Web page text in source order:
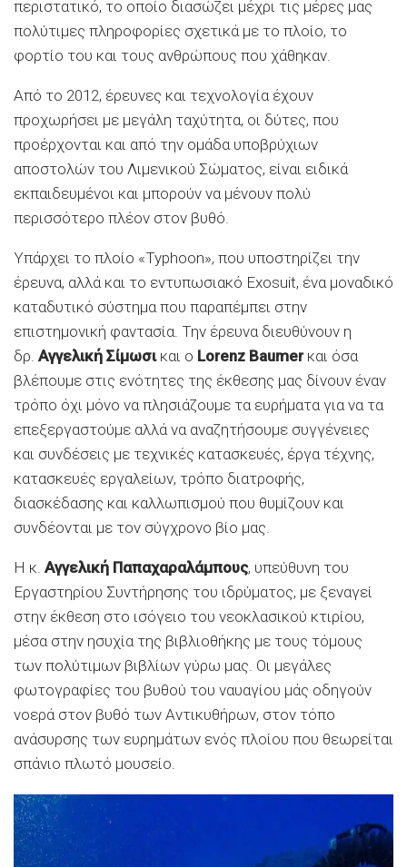
περιστατικό, το οποίο διασώζει μέχρι τις μέρες μας
πολύτιμες πληροφορίες σχετικά με το πλοίο, το
φορτίο του και τους ανθρώπους που χάθηκαν.
Από το 2012, έρευνες και τεχνολογία έχουν
προχωρήσει με μεγάλη ταχύτητα, οι δύτες, που
προέρχονται και από την ομάδα υποβρύχιων
αποστολών του Λιμενικού Σώματος, είναι ειδικά
εκπαιδευμένοι και μπορούν να μένουν πολύ
περισσότερο πλέον στον βυθό.
Υπάρχει το πλοίο «Typhoon», που υποστηρίζει την
έρευνα, αλλά και το εντυπωσιακό Exosuit, ένα μοναδικό
καταδυτικό σύστημα που παραπέμπει στην
επιστημονική φαντασία. Την έρευνα διευθύνουν η
δρ. Αγγελική Σίμωσικαι ο Lorenz Baumerκαι όσα
βλέπουμε στις ενότητες της έκθεσης μας δίνουν έναν
τρόπο όχι μόνο να πλησιάζουμε τα ευρήματα για να τα
επεξεργαστούμε αλλά να αναζητήσουμε συγγένειες
και συνδέσεις με τεχνικές κατασκευές, έργα τέχνης,
κατασκευές εργαλείων, τρόπο διατροφής,
διασκέδασης και καλλωπισμού που θυμίζουν και
συνδέονται με τον σύγχρονο βίο μας.
Η κ. Αγγελική Παπαχαραλάμπους, υπεύθυνη του
Εργαστηρίου Συντήρησης του ιδρύματος, με ξεναγεί
στην έκθεση στο ισόγειο του νεοκλασικού κτιρίου,
μέσα στην ησυχία της βιβλιοθήκης με τους τόμους
των πολύτιμων βιβλίων γύρω μας. Οι μεγάλες
φωτογραφίες του βυθού του ναυαγίου μάς οδηγούν
νοερά στον βυθό των Αντικυθήρων, στον τόπο
ανάσυρσης των ευρημάτων ενός πλοίου που θεωρείται
σπάνιο πλωτό μουσείο.